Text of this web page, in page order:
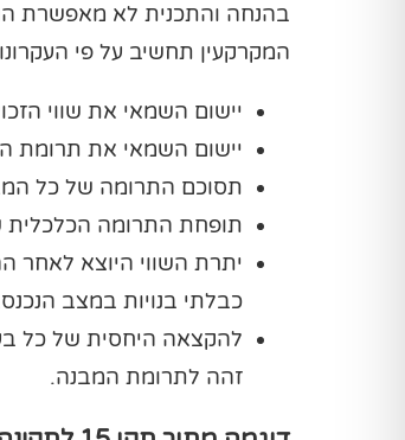
בהנחה והתכנית לא מאפשרת
המקרקעין תחשיב על פי
יישום השמאי את שווי
יישום השמאי את תרומת
תסוכם התרומה של כל
תופחת התרומה הכלכלית
יתרת השווי היוצא לאחר
כבלתי בנויות במצב
להקצאה היחסית של כל בעל
זהה לתרומת המבנה.